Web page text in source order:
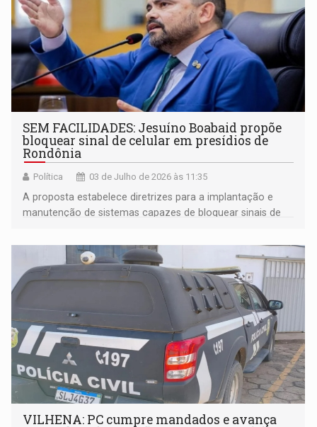
SEM FACILIDADES: Jesuíno Boabaid propõe
bloquear sinal de celular em presídios de
Rondônia
Política 03 de Julho de 2026 às 11:35
A proposta estabelece diretrizes para a implantação e
manutenção de sistemas capazes de bloquear sinais de
clandestina
VILHENA: PC cumpre mandados e avança